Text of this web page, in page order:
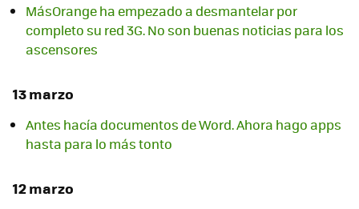
MásOrange ha empezado a desmantelar por
completo su red 3G. No son buenas noticias para los
ascensores
13 marzo
Antes hacía documentos de Word. Ahora hago apps
hasta para lo más tonto
12 marzo